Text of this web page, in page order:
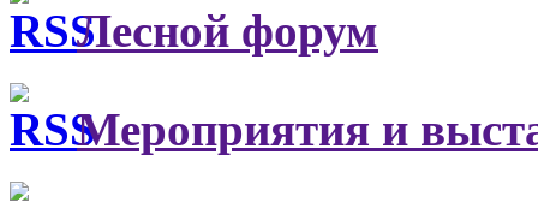
Лесной форум
Мероприятия и